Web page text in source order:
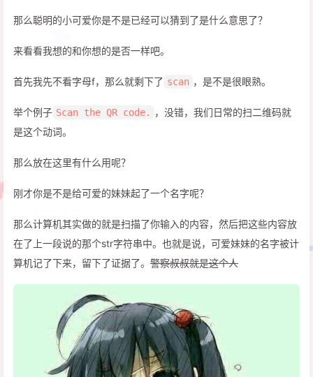
那么聪明的小可爱你是不是已经可以猜到了是什么意思了？
来看看我想的和你想的是否一样吧。
首先我先不看字母f，那么就剩下了 scan ，是不是很眼熟。
举个例子 Scan the QR code.
，没错，我们日常的扫二维码就
是这个动词。
那么放在这里有什么用呢？
刚才你是不是给可爱的妹妹起了一个名字呢？
那么计算机其实做的就是扫描了你输入的内容，然后把这些内容放
在了上一段说的那个str字符串中。也就是说，可爱妹妹的名字被计
算机记了下来，留下了证据了。 警察叔叔就是这个人